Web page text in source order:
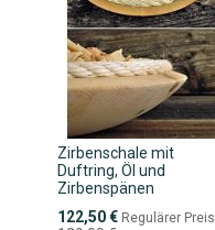
Zirbenschale mit
Duftring, Öl und
Zirbenspänen
Sonderpreis
122,50 € Regulärer Preis